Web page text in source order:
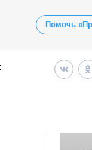
Помочь